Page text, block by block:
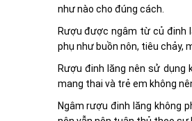
như nào cho đúng cách.
Rượu được ngâm từ củ đinh
phụ như buồn nôn, tiêu chảy,
Rượu đinh lăng nên sử dụng
mang thai và trẻ em không
Ngâm rượu đinh lăng không